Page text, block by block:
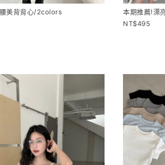
美背背心/2colors
本期推薦!漂
495